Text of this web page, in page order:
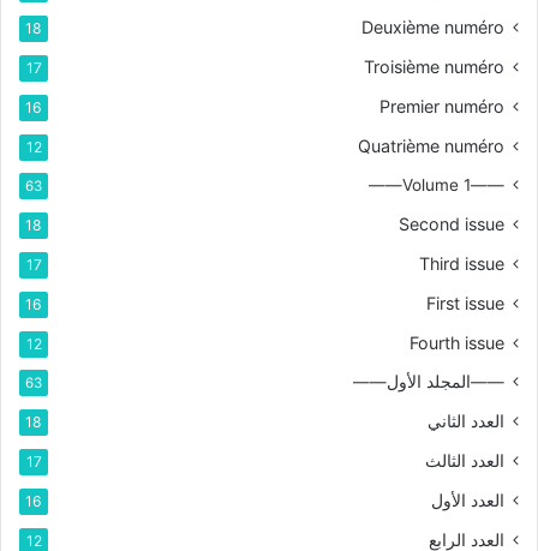
Deuxième numéro
18
Troisième numéro
17
Premier numéro
16
Quatrième numéro
12
——Volume 1——
63
Second issue
18
Third issue
17
First issue
16
Fourth issue
12
——المجلد الأول—— 63
العدد الثاني 18
العدد الثالث 17
العدد الأول 16
العدد الرابع 12